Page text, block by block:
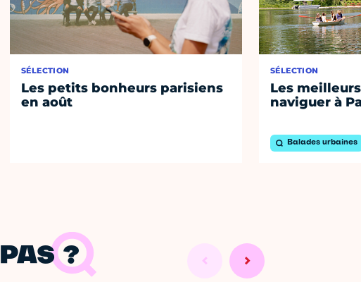
SÉLECTION
Les petits bonheurs parisiens
en août
SÉLECTION
Les
naviguer à
Balades urbaines
?